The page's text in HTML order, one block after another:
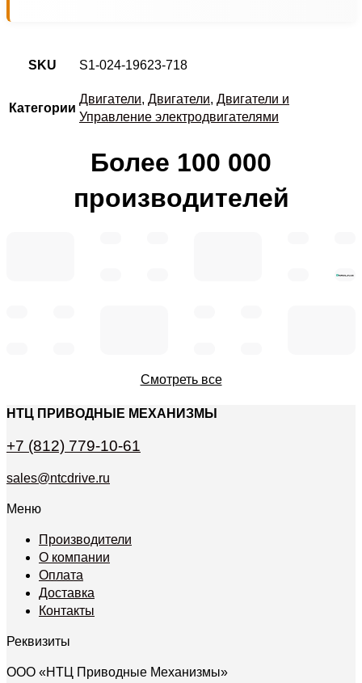
SKU S1-024-19623-718
Категории
Двигатели, Двигатели, Двигатели и
Управление электродвигателями
Более 100 000
производителей
Смотреть все
НТЦ ПРИВОДНЫЕ МЕХАНИЗМЫ
+7 (812) 779-10-61
sales@ntcdrive.ru
Меню
Производители
О компании
Оплата
Доставка
Контакты
Реквизиты
ООО «НТЦ Приводные Механизмы»